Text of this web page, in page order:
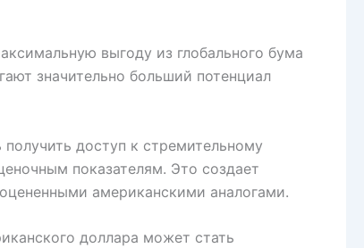
выгоду из глобального бума
значительно больший потенциал
доступ к стремительному
показателям. Это создает
американскими аналогами.
доллара может стать